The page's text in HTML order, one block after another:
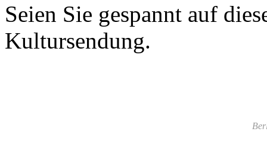
Seien Sie gespannt auf
Kultursendung.